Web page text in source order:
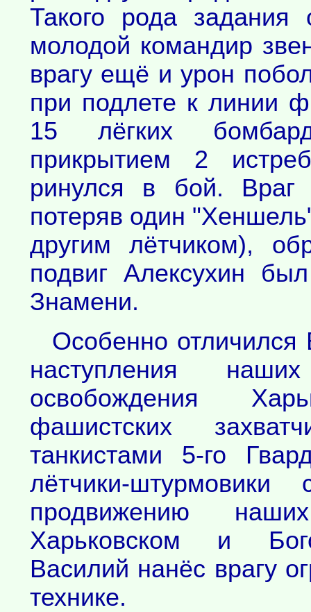
Такого рода
молодой командир
врагу ещё и урон
при подлете к линии
15 лёгких
прикрытием 2
ринулся в бой.
потеряв один
другим лётчиком),
подвиг Алексухин
Знамени.
Особенно отличился
наступления
освобождения
фашистских
танкистами 5-го
лётчики-штурмовики
продвижению
Харьковском и
Василий нанёс врагу
технике.